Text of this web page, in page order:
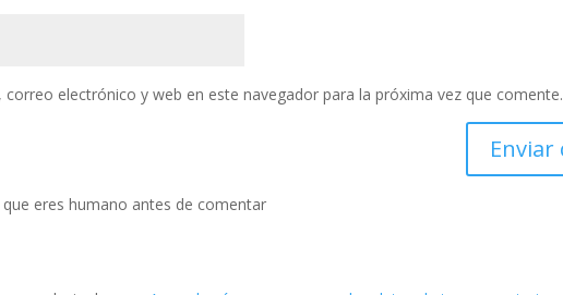
correo electrónico y web en este navegador para la próxima vez que comente.
eres humano antes de comentar